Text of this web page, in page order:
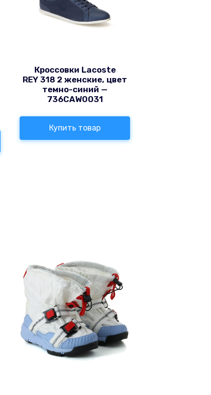
Кроссовки Lacoste
REY 318 2 женские, цвет
темно-синий —
736CAW0031
Купить товар